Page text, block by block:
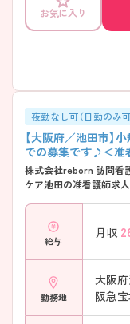
お気に入り
夜勤なし可（日勤のみ可
【大阪府／池田市】
での募集です♪＜准
株式会社reborn 訪問看
ケア池田の准看護師求
給与
月収
勤務地
大阪
阪急宝